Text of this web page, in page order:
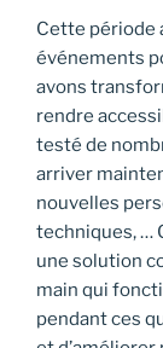
Cette période
événements
avons
rendre
testé de
arriver
nouvelles
techniques, …
une solution
main qui
pendant ces